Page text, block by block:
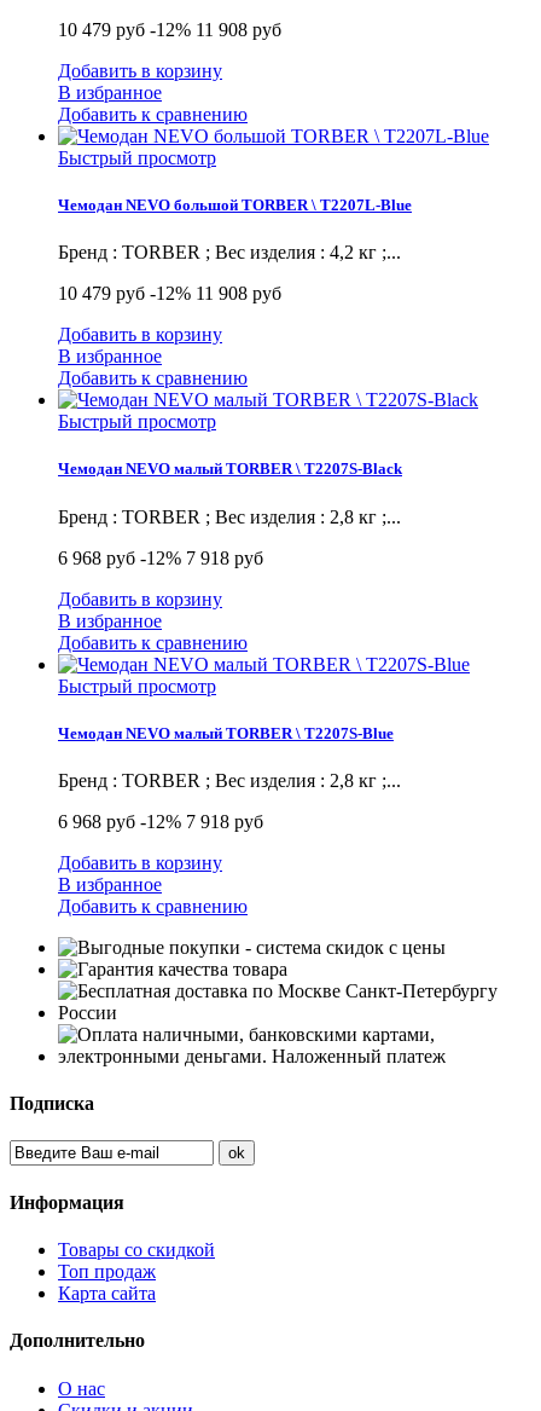
10 479 руб -12% 11 908 руб
Добавить в корзину
В избранное
Добавить к сравнению
Быстрый просмотр
Чемодан NEVO большой TORBER \ T2207L-Blue
Бренд : TORBER ; Вес изделия : 4,2 кг ;...
10 479 руб -12% 11 908 руб
Добавить в корзину
В избранное
Добавить к сравнению
Быстрый просмотр
Чемодан NEVO малый TORBER \ T2207S-Black
Бренд : TORBER ; Вес изделия : 2,8 кг ;...
6 968 руб -12% 7 918 руб
Добавить в корзину
В избранное
Добавить к сравнению
Быстрый просмотр
Чемодан NEVO малый TORBER \ T2207S-Blue
Бренд : TORBER ; Вес изделия : 2,8 кг ;...
6 968 руб -12% 7 918 руб
Добавить в корзину
В избранное
Добавить к сравнению
Подписка
Информация
Товары со скидкой
Топ продаж
Карта сайта
Дополнительно
О нас